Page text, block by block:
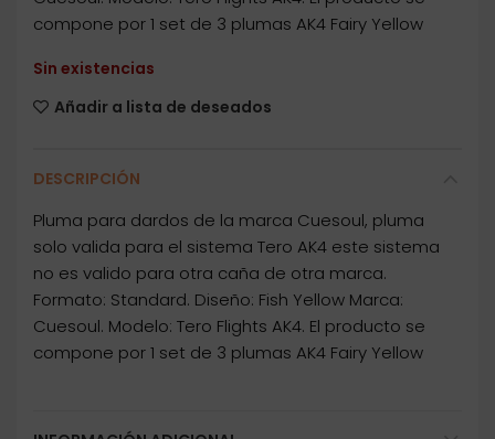
compone por 1 set de 3 plumas AK4 Fairy Yellow
Sin existencias
Añadir a lista de deseados
DESCRIPCIÓN
Pluma para dardos de la marca Cuesoul, pluma
solo valida para el sistema Tero AK4 este sistema
no es valido para otra caña de otra marca.
Formato: Standard. Diseño: Fish Yellow Marca:
Cuesoul. Modelo: Tero Flights AK4. El producto se
compone por 1 set de 3 plumas AK4 Fairy Yellow